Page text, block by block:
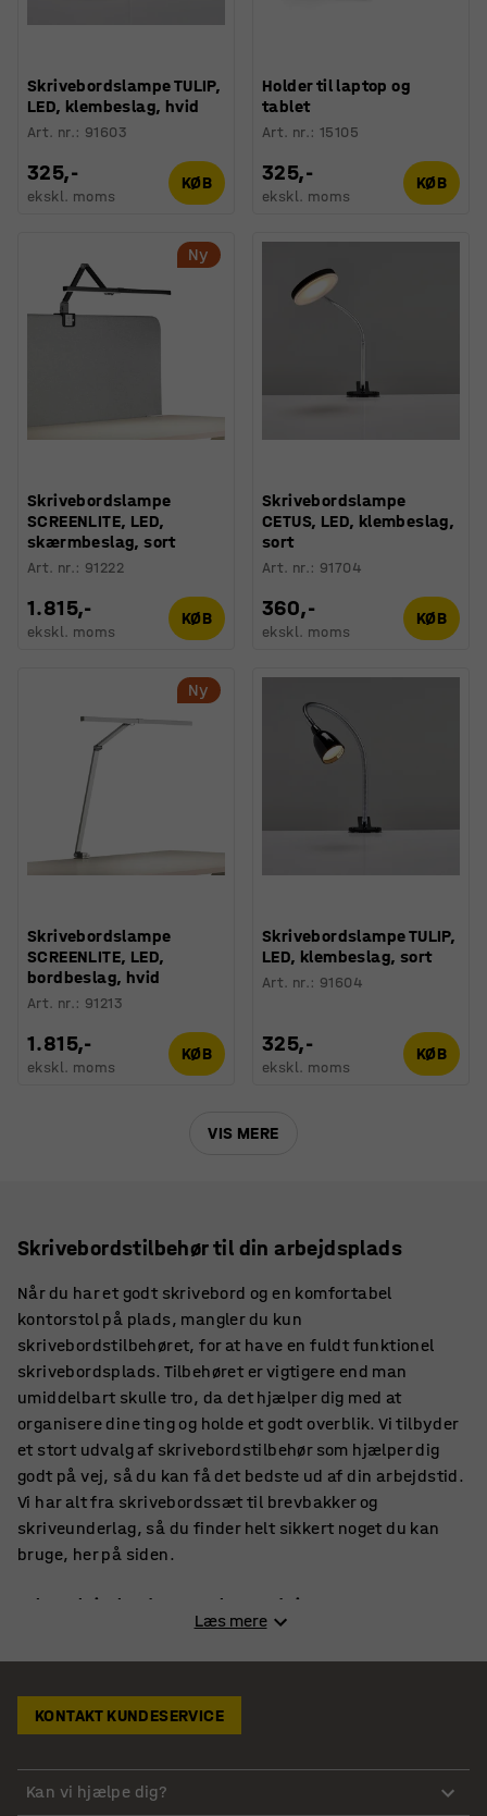
Skrivebordslampe TULIP,
LED, klembeslag, hvid
Art. nr.: 91603
325,-
ekskl. moms
KØB
Holder til laptop og
tablet
Art. nr.:15105
325,-
ekskl. moms
KØB
Ny
Skrivebordslampe
SCREENLITE, LED,
skærmbeslag, sort
Art. nr.: 91222
1.815,-
ekskl. moms
KØB
Skrivebordslampe
CETUS, LED, klembeslag,
sort
Art. nr.: 91704
360,-
ekskl. moms
KØB
Ny
Skrivebordslampe
SCREENLITE, LED,
bordbeslag, hvid
Art. nr.: 91213
1.815,-
ekskl. moms
KØB
Skrivebordslampe TULIP,
LED, klembeslag, sort
Art. nr.: 91604
325,-
ekskl. moms
KØB
VIS MERE
Skrivebordstilbehør til din arbejdsplads
Når du har et godt skrivebord og en komfortabel
kontorstol på plads, mangler du kun
skrivebordstilbehøret, for at have en fuldt funktionel
skrivebordsplads. Tilbehøret er vigtigere end man
umiddelbart skulle tro, da det hjælper dig med at
organisere dine ting og holde et godt overblik. Vi tilbyder
et stort udvalg af skrivebordstilbehør som hjælper dig
godt på vej, så du kan få det bedste ud af din arbejdstid.
Vi har alt fra skrivebordssæt til brevbakker og
skriveunderlag, så du finder helt sikkert noget du kan
bruge, her på siden.
Køb et skrivebordssæt og kom godt i gang
Hvis du starter helt fra bunden, så er et skrivebordssæt
et rigtig godt valg. Sættene kommer i forskellige
Du kan eksempelvis vælge et sæt til selve bordet, som
indeholder beholdere til kuglepenne, post-its, blyanter,
clips eller andre småting. Du kan også vælge det helt
store sæt, som derudover også indeholder papirkurv,
Læs mere
KONTAKT KUNDESERVICE
Kan vi hjælpe dig?